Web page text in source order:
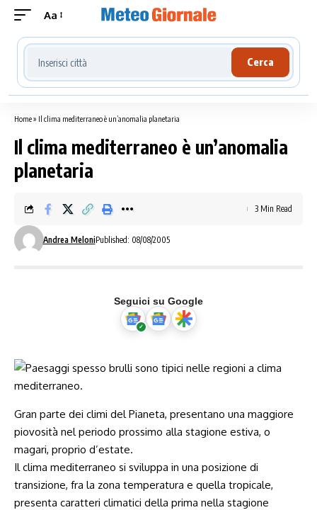
Aa
Cerca località meteo
Cerca
Home» Il clima mediterraneo è un’anomalia planetaria
Il clima mediterraneo è un’anomalia
planetaria
Andrea MeloniPublished: 08/08/2005
3 Min Read
Seguici su Google
Gran parte dei climi del Pianeta, presentano una maggiore
piovosità nel periodo prossimo alla stagione estiva, o
magari, proprio d’estate.
Il clima mediterraneo si sviluppa in una posizione di
transizione, fra la zona temperatura e quella tropicale,
presenta caratteri climatici della prima nella stagione